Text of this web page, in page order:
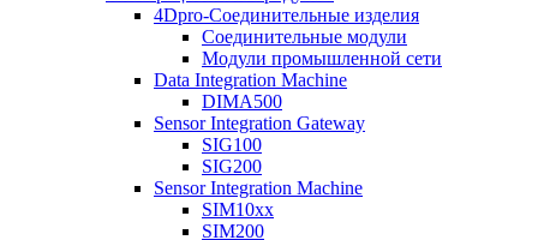
4Dpro-Соединительные изделия
Соединительные модули
Модули промышленной сети
Data Integration Machine
DIMA500
Sensor Integration Gateway
SIG100
SIG200
Sensor Integration Machine
SIM10xx
SIM200